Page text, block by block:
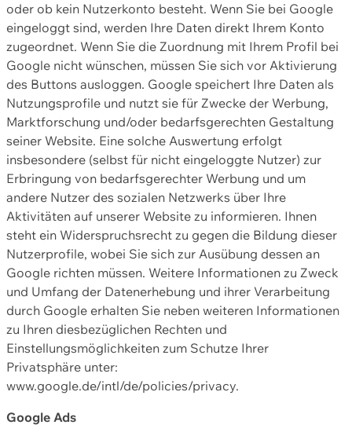
oder ob kein Nutzerkonto besteht. Wenn Sie bei Google
eingeloggt sind, werden Ihre Daten direkt Ihrem Konto
zugeordnet. Wenn Sie die Zuordnung mit Ihrem Profil bei
Google nicht wünschen, müssen Sie sich vor Aktivierung
des Buttons ausloggen. Google speichert Ihre Daten als
Nutzungsprofile und nutzt sie für Zwecke der Werbung,
Marktforschung und/oder bedarfsgerechten Gestaltung
seiner Website. Eine solche Auswertung erfolgt
insbesondere (selbst für nicht eingeloggte Nutzer) zur
Erbringung von bedarfsgerechter Werbung und um
andere Nutzer des sozialen Netzwerks über Ihre
Aktivitäten auf unserer Website zu informieren. Ihnen
steht ein Widerspruchsrecht zu gegen die Bildung dieser
Nutzerprofile, wobei Sie sich zur Ausübung dessen an
Google richten müssen. Weitere Informationen zu Zweck
und Umfang der Datenerhebung und ihrer Verarbeitung
durch Google erhalten Sie neben weiteren Informationen
zu Ihren diesbezüglichen Rechten und
Einstellungsmöglichkeiten zum Schutze Ihrer
Privatsphäre unter:
www.google.de/intl/de/policies/privacy.
Google Ads